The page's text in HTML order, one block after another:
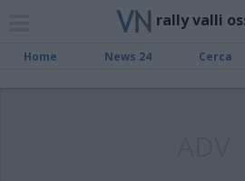
rally valli
Home News 24 Cerca